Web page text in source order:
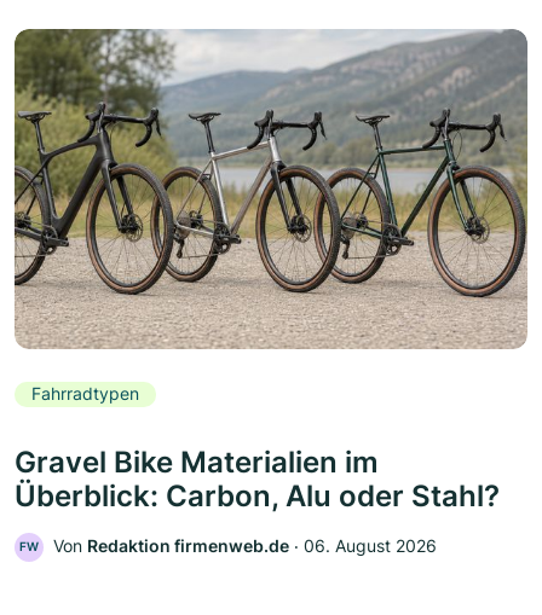
Fahrradtypen
Gravel Bike Materialien im
Überblick: Carbon, Alu oder Stahl?
FW Von Redaktion firmenweb.de ‧ 06. August 2026